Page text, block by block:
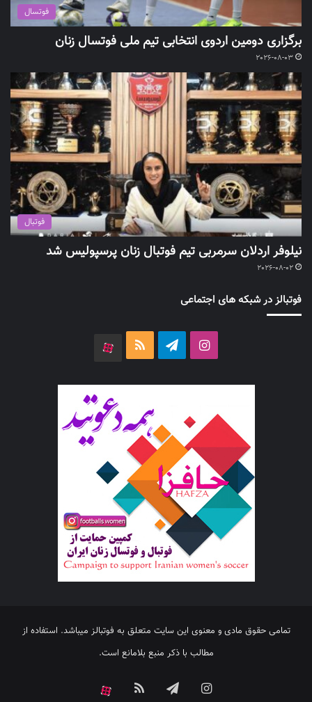
فوتسال
برگزاری دومین اردوی انتخابی تیم ملی فوتسال زنان
2026-08-03
فوتبال
نیلوفر اردلان سرمربی تیم فوتبال زنان پرسپولیس شد
2026-08-02
فوتبالز در شبکه های اجتماعی
اینستاگرامتلگرام خوراک
تمامی حقوق مادی و معنوی این سایت متعلق به فوتبالز میباشد. استفاده از
مطالب با ذکر منبع بلامانع است.
اینستاگرامتلگرام خوراک